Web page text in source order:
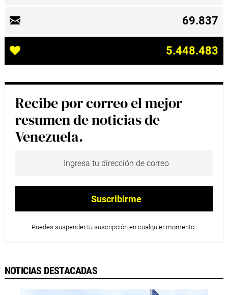
69.837
5.448.483
Recibe por correo el mejor
resumen de noticias de
Venezuela.
Puedes suspender tu suscripción en cualquier momento.
NOTICIAS DESTACADAS